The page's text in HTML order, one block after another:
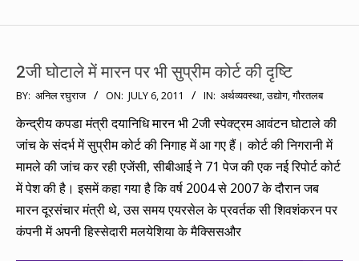
2जी घोटाले में मारन पर भी सुप्रीम कोर्ट की दृष्टि
2011-
07-
06
BY: अनिल रघुराज ON: JULY 6, 2011 IN: अर्थव्यवस्था,उद्योग,गौरतलब
केन्द्रीय कपडा मंत्री दयानिधि मारन भी 2जी स्पेक्ट्रम आवंटन घोटाले की
जांच के संदर्भ में सुप्रीम कोर्ट की निगाह में आ गए हैं। कोर्ट की निगरानी में
मामले की जांच कर रही एजेंसी, सीबीआई ने 71 पेज की एक नई रिपोर्ट कोर्ट
में पेश की है। इसमें कहा गया है कि वर्ष 2004 से 2007 के दौरान जब
मारन दूरसंचार मंत्री थे, उस समय एयरसेल के प्रवर्तक सी शिवशंकरन पर
कंपनी में अपनी हिस्सेदारी मलयेशिया के मैक्सिसऔर